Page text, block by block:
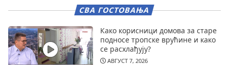
СВА ГОСТОВАЊА
Како корисници домова за старе
подносе тропске врућине и како
се расхлађују?
АВГУСТ 7, 2026